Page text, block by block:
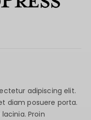
adipiscing elit.
diam posuere porta.
lacinia. Proin